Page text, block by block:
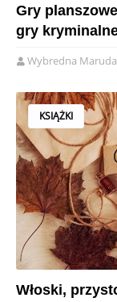
Gry
gry
Wybredna Maruda
KSIĄŻKI
Włoski,